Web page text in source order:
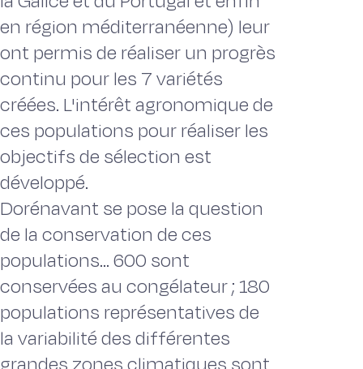
en région méditerranéenne) leur
ont permis de réaliser un progrès
continu pour les 7 variétés
créées. L'intérêt agronomique de
ces populations pour réaliser les
objectifs de sélection est
développé.
Dorénavant se pose la question
de la conservation de ces
populations... 600 sont
conservées au congélateur ; 180
populations représentatives de
la variabilité des différentes